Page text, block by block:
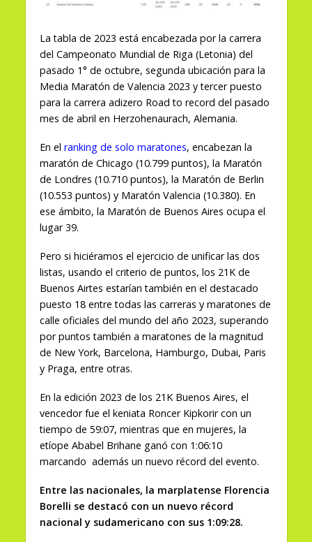
La tabla de 2023 está encabezada por la carrera
del Campeonato Mundial de Riga (Letonia) del
pasado 1° de octubre, segunda ubicación para la
Media Maratón de Valencia 2023 y tercer puesto
para la carrera adizero Road to record del pasado
mes de abril en Herzohenaurach, Alemania.
En el ranking de solo maratones, encabezan la
maratón de Chicago (10.799 puntos), la Maratón
de Londres (10.710 puntos), la Maratón de Berlin
(10.553 puntos) y Maratón Valencia (10.380). En
ese ámbito, la Maratón de Buenos Aires ocupa el
lugar 39.
Pero si hiciéramos el ejercicio de unificar las dos
listas, usando el criterio de puntos, los 21K de
Buenos Airtes estarían también en el destacado
puesto 18 entre todas las carreras y maratones de
calle oficiales del mundo del año 2023, superando
por puntos también a maratones de la magnitud
de New York, Barcelona, Hamburgo, Dubai, Paris
y Praga, entre otras.
En la edición 2023 de los 21K Buenos Aires, el
vencedor fue el keniata Roncer Kipkorir con un
tiempo de 59:07, mientras que en mujeres, la
etíope Ababel Brihane ganó con 1:06:10
marcando además un nuevo récord del evento.
Entre las nacionales, la marplatense Florencia
Borelli se destacó con un nuevo récord
nacional y sudamericano con sus 1:09:28.